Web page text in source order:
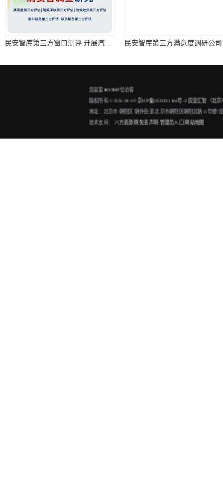
民安智库第三方窗口测评 开展汽车消费者焦点小组座谈会调查
京ICP备2021011166号-2 民安汇智（北京）信
地址：北京市 朝阳区 朝外街道 北京市朝阳区朝阳北路11号楼7层1单